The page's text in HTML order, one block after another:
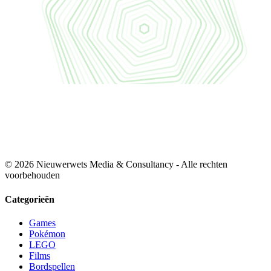
© 2026 Nieuwerwets Media & Consultancy - Alle rechten
voorbehouden
Categorieën
Games
Pokémon
LEGO
Films
Bordspellen